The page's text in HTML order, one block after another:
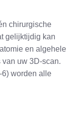
chirurgische
gelijktijdig kan
en algehele
uw 3D-scan.
worden alle